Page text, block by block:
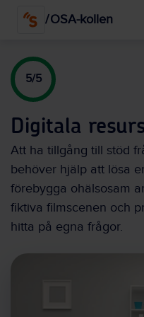
/OSA-kollen
5/5
Digitala
Att ha tillgång till stöd
behöver hjälp att lösa
förebygga ohälsosam
fiktiva filmscenen och
hitta på egna frågor.